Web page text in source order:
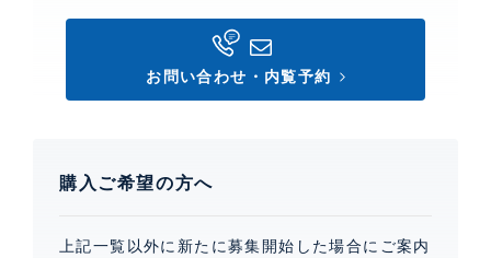
お問い合わせ・内覧予約
購入ご希望の方へ
上記一覧以外に新たに募集開始した場合にご案内